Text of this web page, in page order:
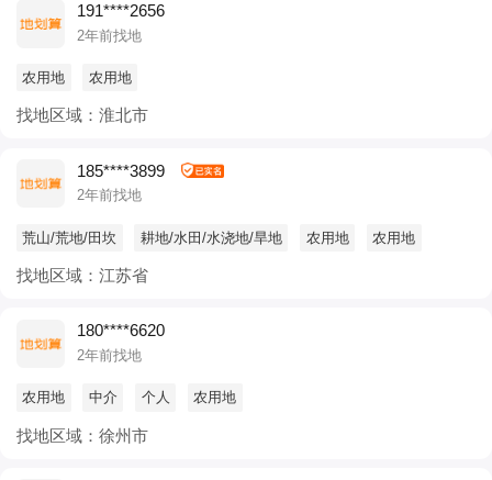
191****2656
2年前找地
农用地 农用地
找地区域：淮北市
185****3899
2年前找地
荒山/荒地/田坎 耕地/水田/水浇地/旱地 农用地 农用地
找地区域：江苏省
180****6620
2年前找地
农用地 中介 个人 农用地
找地区域：徐州市